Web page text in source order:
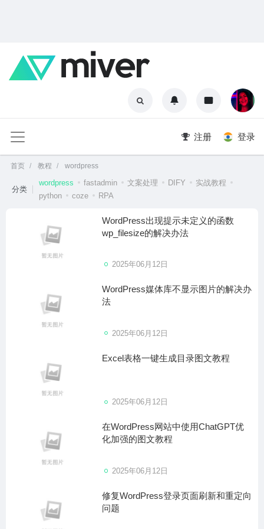
注册 登录
首页 教程 wordpress
分类
wordpress fastadmin 文案处理 DIFY
实战教程
python
coze RPA
WordPress出现提示未定义的函数
wp_filesize的解决办法
2025年06月12日
WordPress媒体库不显示图片的解决办
法
2025年06月12日
Excel表格一键生成目录图文教程
2025年06月12日
在WordPress网站中使用ChatGPT优
化加强的图文教程
2025年06月12日
修复WordPress登录页面刷新和重定向
问题